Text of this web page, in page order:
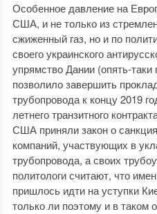
Особенное давление на
США, и не только из
сжиженный газ, но и по
своего украинского
упрямство Дании (опять-
позволило завершить
трубопровода к концу 2019
летнего транзитного
США приняли закон о
компаний, участвующих в
трубопровода, а своих
политологи считают, что
пришлось идти на уступки
только ли поэтому и в таком